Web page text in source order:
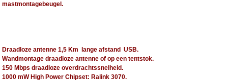
mastmontagebeugel.
Draadloze antenne 1,5 Km lange afstand USB.
Wandmontage draadloze antenne of op een tentstok.
150 Mbps draadloze overdrachtssnelheid.
1000 mW High Power Chipset: Ralink 3070.